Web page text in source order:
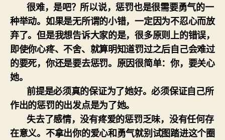
很难，是吧？所以说，惩罚也是很需要勇气的一
种举动。如果是无所谓的小错，一定因为不忍心而放
弃了。但是我想告诉大家的是，很多原则上的错误，
即使你心疼、不舍、就算明知道罚过之后自己会难过
的要死，你还是要去惩罚。原因很简单：你，要关心
她。
前提是必须真的保证为了她好。必须保证自己所
作出的惩罚的出发点是为了她。
失去了感情，没有疼爱的惩罚乏味，没有任何存
在意义。不拿出你的爱心和勇气就别试图踏进这个圈